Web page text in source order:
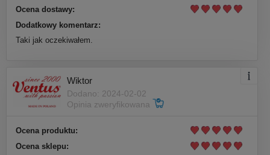
Ocena dostawy:
Dodatkowy komentarz:
Taki jak oczekiwałem.
Wiktor
Dodano: 2024-02-02
Opinia zweryfikowana
Ocena produktu:
Ocena sklepu: